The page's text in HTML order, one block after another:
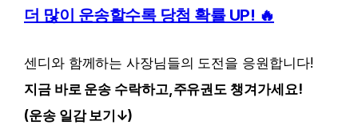
더 많이 운송할수록 당첨 확률 UP! 🔥
센디와 함께하는 사장님들의 도전을 응원합니다!
지금 바로 운송 수락하고,주유권도 챙겨가세요!
(운송 일감 보기↓)